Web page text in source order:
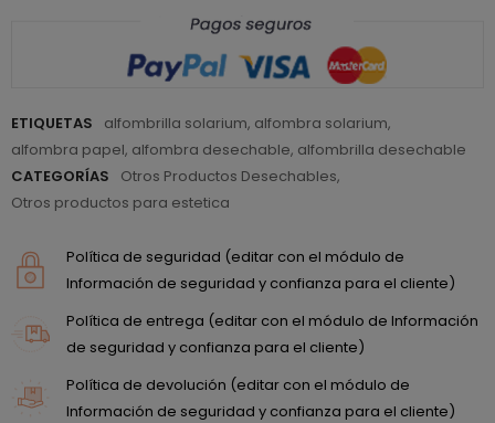
ETIQUETAS alfombrilla solarium, alfombra solarium,
alfombra papel, alfombra desechable, alfombrilla desechable
CATEGORÍAS
Otros Productos Desechables,
Otros productos para estetica
Política de seguridad (editar con el módulo de
Información de seguridad y confianza para el cliente)
Política de entrega (editar con el módulo de Información
de seguridad y confianza para el cliente)
Política de devolución (editar con el módulo de
Información de seguridad y confianza para el cliente)